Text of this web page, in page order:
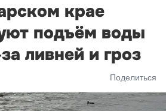
крае
подъём воды
ливней и гроз
Поделиться